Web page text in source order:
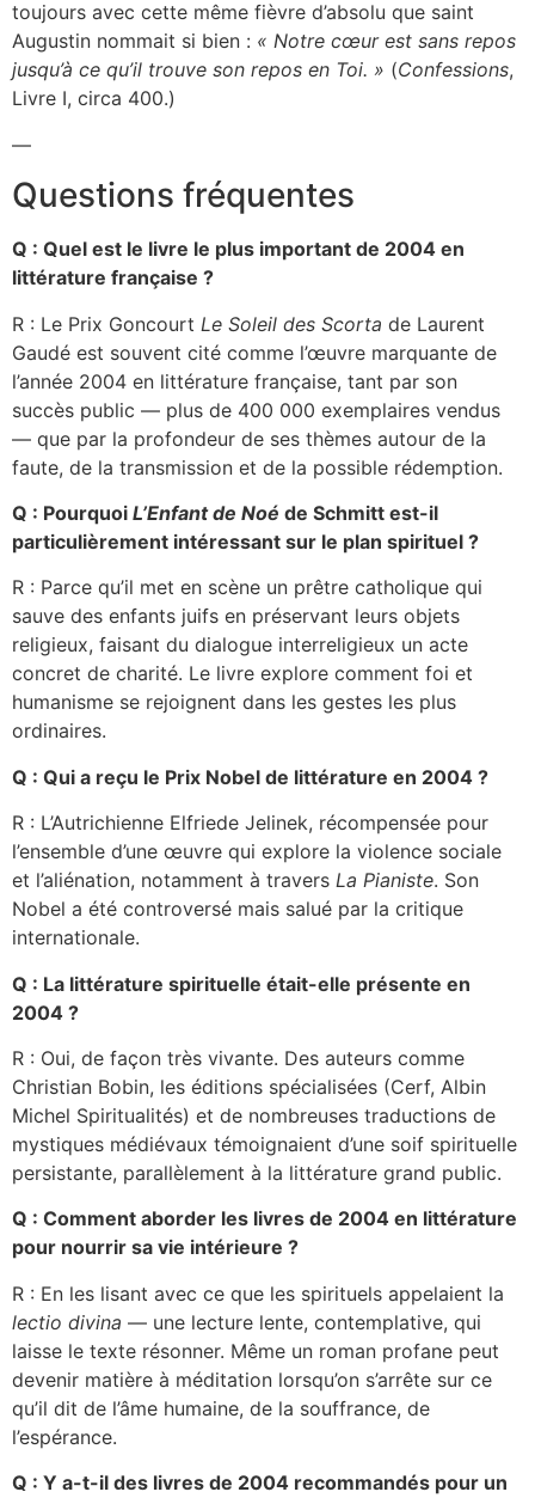
toujours avec cette même fièvre d’absolu que saint
Augustin nommait si bien : « Notre cœur est sans repos
jusqu’à ce qu’il trouve son repos en Toi. » (Confessions,
Livre I, circa 400.)
—
Questions fréquentes
Q : Quel est le livre le plus important de 2004 en
littérature française ?
R : Le Prix Goncourt Le Soleil des Scorta de Laurent
Gaudé est souvent cité comme l’œuvre marquante de
l’année 2004 en littérature française, tant par son
succès public — plus de 400 000 exemplaires vendus
— que par la profondeur de ses thèmes autour de la
faute, de la transmission et de la possible rédemption.
Q : Pourquoi L’Enfant de Noé de Schmitt est-il
particulièrement intéressant sur le plan spirituel ?
R : Parce qu’il met en scène un prêtre catholique qui
sauve des enfants juifs en préservant leurs objets
religieux, faisant du dialogue interreligieux un acte
concret de charité. Le livre explore comment foi et
humanisme se rejoignent dans les gestes les plus
ordinaires.
Q : Qui a reçu le Prix Nobel de littérature en 2004 ?
R : L’Autrichienne Elfriede Jelinek, récompensée pour
l’ensemble d’une œuvre qui explore la violence sociale
et l’aliénation, notamment à travers La Pianiste. Son
Nobel a été controversé mais salué par la critique
internationale.
Q : La littérature spirituelle était-elle présente en
2004 ?
R : Oui, de façon très vivante. Des auteurs comme
Christian Bobin, les éditions spécialisées (Cerf, Albin
Michel Spiritualités) et de nombreuses traductions de
mystiques médiévaux témoignaient d’une soif spirituelle
persistante, parallèlement à la littérature grand public.
Q : Comment aborder les livres de 2004 en littérature
pour nourrir sa vie intérieure ?
R : En les lisant avec ce que les spirituels appelaient la
lectio divina — une lecture lente, contemplative, qui
laisse le texte résonner. Même un roman profane peut
devenir matière à méditation lorsqu’on s’arrête sur ce
qu’il dit de l’âme humaine, de la souffrance, de
l’espérance.
Q : Y a-t-il des livres de 2004 recommandés pour un